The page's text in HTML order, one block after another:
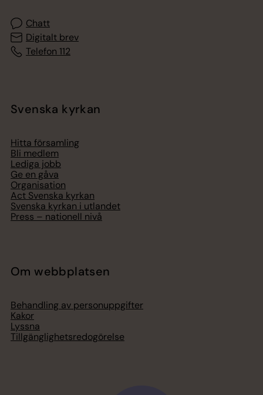
Chatt
Digitalt brev
Telefon 112
Svenska kyrkan
Hitta församling
Bli medlem
Lediga jobb
Ge en gåva
Organisation
Act Svenska kyrkan
Svenska kyrkan i utlandet
Press – nationell nivå
Om webbplatsen
Behandling av personuppgifter
Kakor
Lyssna
Tillgänglighetsredogörelse